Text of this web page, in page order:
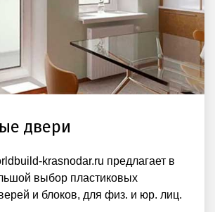
двери
krasnodar.ru предлагает в
выбор пластиковых
и блоков, для физ. и юр. лиц.